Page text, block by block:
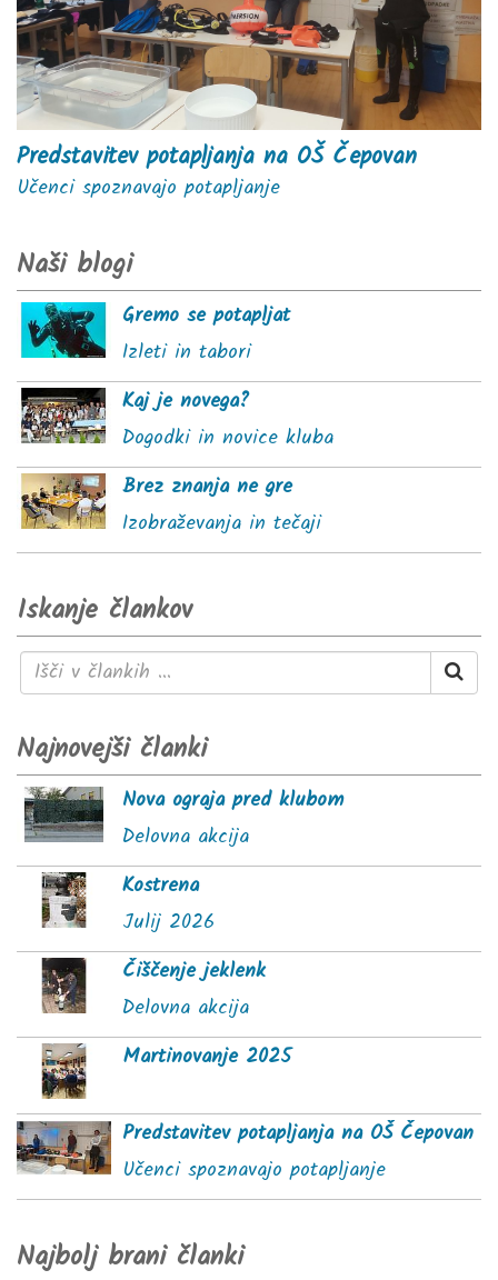
Predstavitev potapljanja na OŠ Čepovan
Učenci spoznavajo potapljanje
Naši blogi
Gremo se potapljat
Izleti in tabori
Kaj je novega?
Dogodki in novice kluba
Brez znanja ne gre
Izobraževanja in tečaji
Iskanje člankov
Najnovejši članki
Nova ograja pred klubom
Delovna akcija
Kostrena
Julij 2026
Čiščenje jeklenk
Delovna akcija
Martinovanje 2025
Predstavitev potapljanja na OŠ Čepovan
Učenci spoznavajo potapljanje
Najbolj brani članki